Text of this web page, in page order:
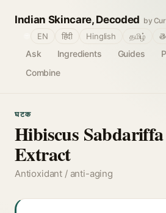
Indian Skincare, Decoded by
Ask Ingredients Guides
Combine
EN हिंदी Hinglish தமிழ்
घटक
Hibiscus
Extract
Antioxidant / anti-aging